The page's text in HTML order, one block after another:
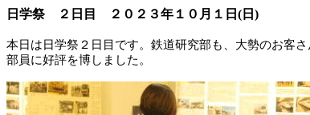
日学祭 ２日目 ２０２３年１０月１日 ( 日 )
本日は日学祭２日目です。鉄道研究部も、大勢のお客
部員に好評を博しました。